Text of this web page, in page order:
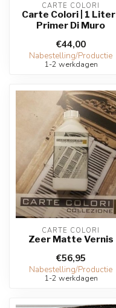
CARTE COLORI
Carte Colori | 1 Liter |
Primer Di Muro
€44,00
Nabestelling/Productie
1-2 werkdagen
CARTE COLORI
Zeer Matte Vernis
€56,95
Nabestelling/Productie
1-2 werkdagen